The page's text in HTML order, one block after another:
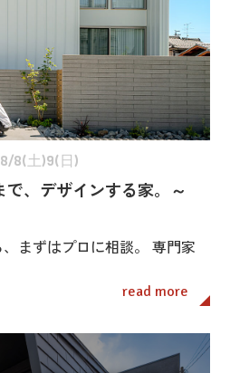
8(土)9(日)
で、デザインする家。～
まずはプロに相談。 専門家
read more